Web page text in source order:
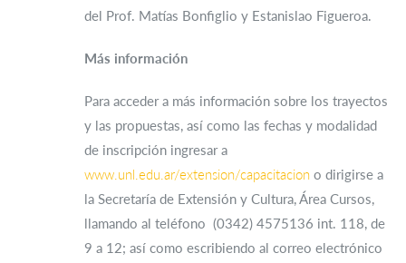
del Prof. Matías Bonfiglio y Estanislao Figueroa.
Más información
Para acceder a más información sobre los trayectos
y las propuestas, así como las fechas y modalidad
de inscripción ingresar a
www.unl.edu.ar/extension/capacitacion o dirigirse a
la Secretaría de Extensión y Cultura, Área Cursos,
llamando al teléfono (0342) 4575136 int. 118, de
9 a 12; así como escribiendo al correo electrónico